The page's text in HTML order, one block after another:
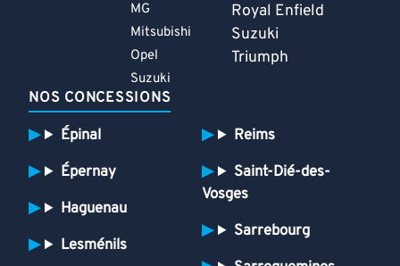
MG
Mitsubishi
Opel
Suzuki
Royal Enfield
Suzuki
Triumph
NOS CONCESSIONS
Épinal
Épernay
Haguenau
Lesménils
Reims
Saint-Dié-des-
Vosges
Sarrebourg